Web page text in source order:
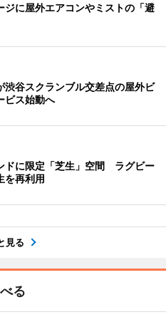
ジに屋外エアコンやミストの「避
渋谷スクランブル交差点の屋外ビ
ス始動へ
ドに限定「芝生」空間 ラグビー
を再利用
見る
る